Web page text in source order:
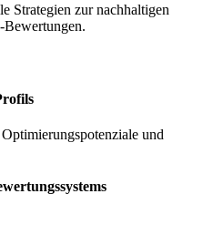
Strategien zur nachhaltigen
Bewertungen.
und